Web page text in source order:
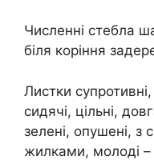
Численні стебла
біля коріння
Листки
сидячі, цільні,
зелені, опушені, з
жилками, молоді –